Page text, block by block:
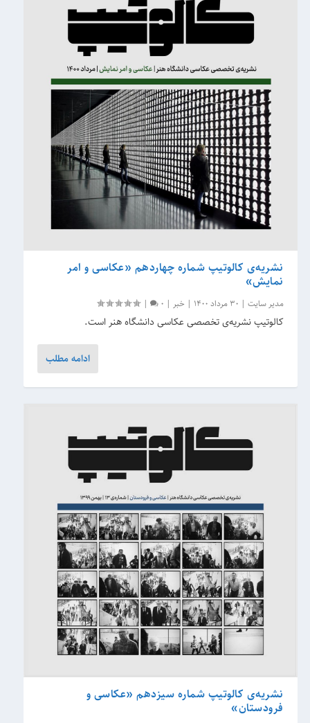
نشریه‌‌ی کالوتیپ شماره چهاردهم «عکاسی و امر
نمایش»
مدیر سایت | 30 مرداد 1400 | خبر |
0
|
کالوتیپ نشریه‌ی تخصصی عکاسی دانشگاه هنر است.
ادامه مطلب
نشریه‌‌ی کالوتیپ شماره سیزدهم «عکاسی و
فرودستان»